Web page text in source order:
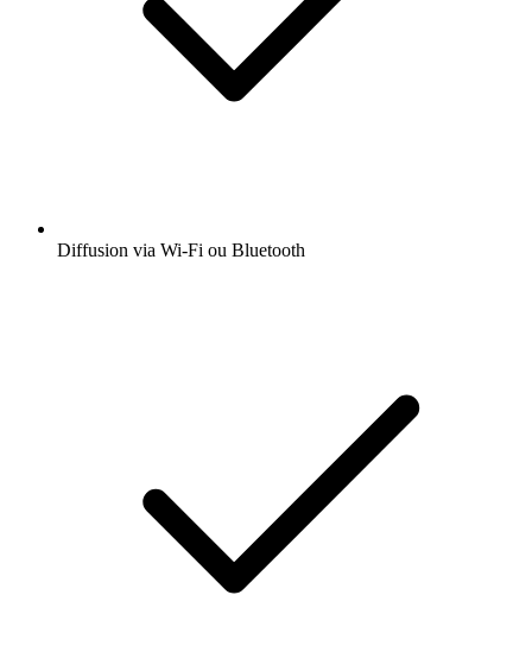
Diffusion via Wi-Fi ou Bluetooth